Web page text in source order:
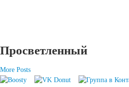
Просветленный
More Posts